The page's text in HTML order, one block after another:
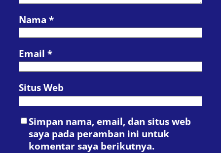
Nama *
Email *
Situs Web
Simpan nama, email, dan situs web
saya pada peramban ini untuk
komentar saya berikutnya.